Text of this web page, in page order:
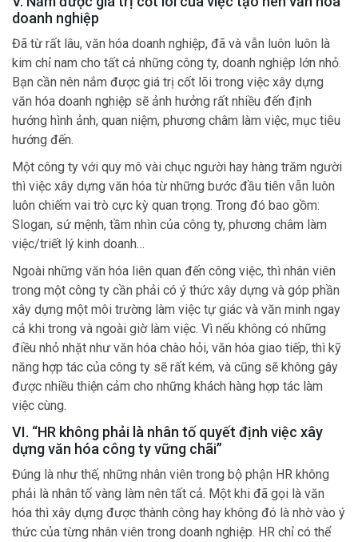
doanh nghiệp
Đã từ rất lâu, văn hóa doanh nghiệp, đã và vẫn luôn luôn là
kim chỉ nam cho tất cả những công ty, doanh nghiệp lớn nhỏ.
Bạn cần nên nắm được giá trị cốt lõi trong việc xây dựng
văn hóa doanh nghiệp sẽ ảnh hưởng rất nhiều đến định
hướng hình ảnh, quan niệm, phương châm làm việc, mục tiêu
hướng đến.
Một công ty với quy mô vài chục người hay hàng trăm người
thì việc xây dựng văn hóa từ những bước đầu tiên vẫn luôn
luôn chiếm vai trò cực kỳ quan trọng. Trong đó bao gồm:
Slogan, sứ mệnh, tầm nhìn của công ty, phương châm làm
việc/triết lý kinh doanh…
Ngoài những văn hóa liên quan đến công việc, thì nhân viên
trong một công ty cần phải có ý thức xây dựng và góp phần
xây dựng một môi trường làm việc tự giác và văn minh ngay
cả khi trong và ngoài giờ làm việc. Vì nếu không có những
điều nhỏ nhặt như văn hóa chào hỏi, văn hóa giao tiếp, thì kỹ
năng hợp tác của công ty sẽ rất kém, và cũng sẽ không gây
được nhiều thiện cảm cho những khách hàng hợp tác làm
việc cùng.
VI. “HR không phải là nhân tố quyết định việc xây
dựng văn hóa công ty vững chãi”
Đúng là như thế, những nhân viên trong bộ phận HR không
phải là nhân tố vàng làm nên tất cả. Một khi đã gọi là văn
hóa thì xây dựng được thành công hay không đó là nhờ vào ý
thức của từng nhân viên trong doanh nghiệp. HR chỉ có thể